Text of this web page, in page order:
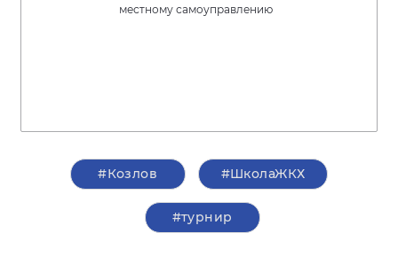
местному самоуправлению
#Козлов #ШколаЖКХ
#турнир